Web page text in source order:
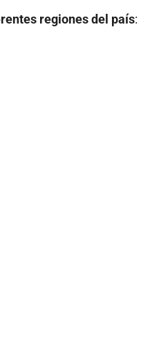
regiones del país: